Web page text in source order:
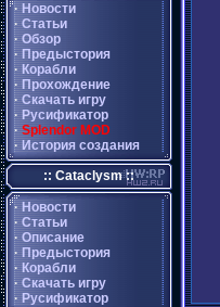
· Новости
· Статьи
· Обзор
· Предыстория
· Корабли
· Прохождение
· Скачать игру
· Русификатор
· Splendor MOD
· История создания
:: Cataclysm ::
· Новости
· Статьи
· Описание
· Предыстория
· Корабли
· Скачать игру
· Русификатор